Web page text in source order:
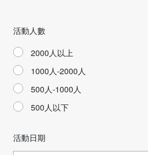
活動人數
2000人以上
1000人-2000人
500人-1000人
500人以下
活動日期